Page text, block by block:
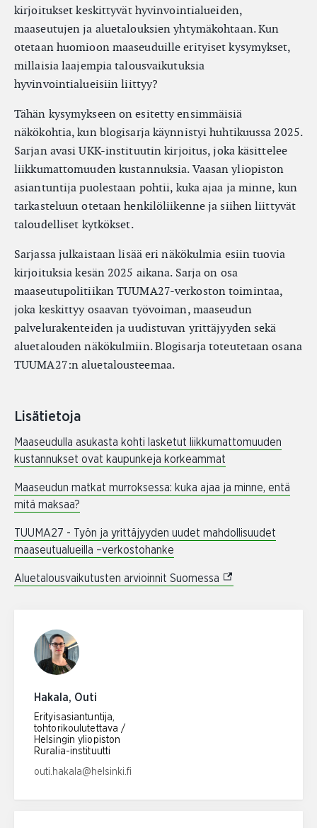
kirjoitukset keskittyvät hyvinvointialueiden,
maaseutujen ja aluetalouksien yhtymäkohtaan. Kun
otetaan huomioon maaseuduille erityiset kysymykset,
millaisia laajempia talousvaikutuksia
hyvinvointialueisiin liittyy?
Tähän kysymykseen on esitetty ensimmäisiä
näkökohtia, kun blogisarja käynnistyi huhtikuussa 2025.
Sarjan avasi UKK-instituutin kirjoitus, joka käsittelee
liikkumattomuuden kustannuksia. Vaasan yliopiston
asiantuntija puolestaan pohtii, kuka ajaa ja minne, kun
tarkasteluun otetaan henkilöliikenne ja siihen liittyvät
taloudelliset kytkökset.
Sarjassa julkaistaan lisää eri näkökulmia esiin tuovia
kirjoituksia kesän 2025 aikana. Sarja on osa
maaseutupolitiikan TUUMA27-verkoston toimintaa,
joka keskittyy osaavan työvoiman, maaseudun
palvelurakenteiden ja uudistuvan yrittäjyyden sekä
aluetalouden näkökulmiin. Blogisarja toteutetaan osana
TUUMA27:n aluetalousteemaa.
Lisätietoja
Maaseudulla asukasta kohti lasketut liikkumattomuuden
kustannukset ovat kaupunkeja korkeammat
Maaseudun matkat murroksessa: kuka ajaa ja minne, entä
mitä maksaa?
TUUMA27 - Työn ja yrittäjyyden uudet mahdollisuudet
maaseutualueilla –verkostohanke
Aluetalousvaikutusten arvioinnit Suomessa (External link)
Hakala, Outi
Erityisasiantuntija,
tohtorikoulutettava /
Helsingin yliopiston
Ruralia-instituutti
Email address:
outi.hakala@helsinki.fi